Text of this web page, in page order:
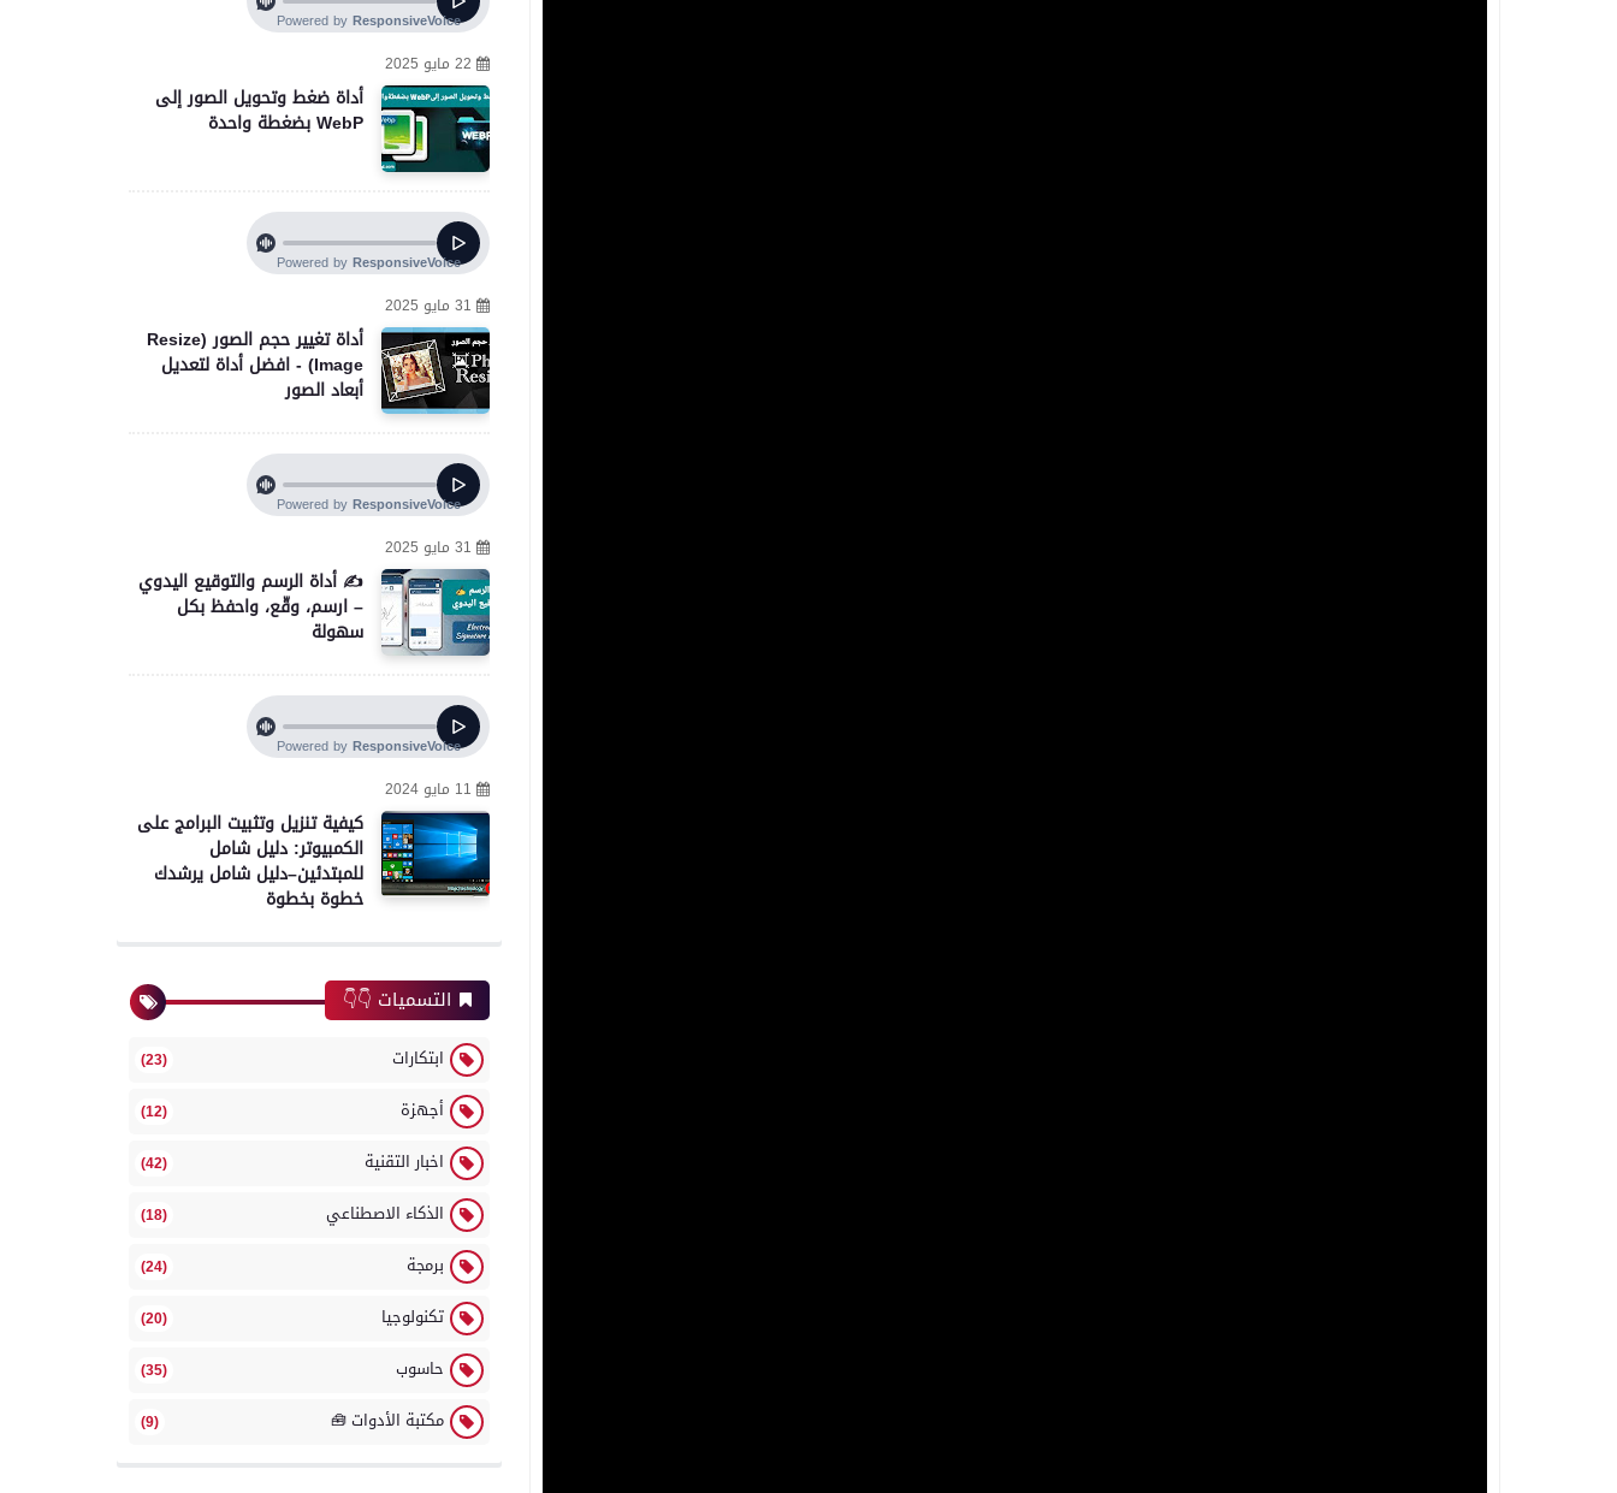
22 مايو 2025
أداة ضغط وتحويل الصور إلى
WebP بضغطة واحدة
31 مايو 2025
أداة تغيير حجم الصور (Resize
Image) - افضل أداة لتعديل
أبعاد الصور
31 مايو 2025
✍️ أداة الرسم والتوقيع اليدوي
– ارسم، وقّع، واحفظ بكل
سهولة
11 مايو 2024
كيفية تنزيل وتثبيت البرامج على
الكمبيوتر: دليل شامل
للمبتدئين–دليل شامل يرشدك
خطوة بخطوة
التسميات 👇👇
ابتكارات (23)
أجهزة (12)
اخبار التقنية (42)
الذكاء الاصطناعي (18)
برمجة (24)
تكنولوجيا (20)
حاسوب (35)
مكتبة الأدوات 🧰 (9)